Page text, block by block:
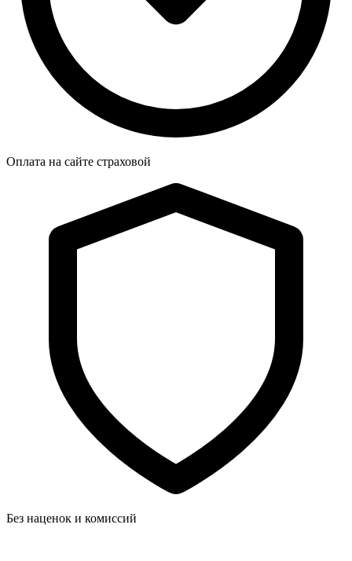
Оплата на сайте страховой
Без наценок и комиссий